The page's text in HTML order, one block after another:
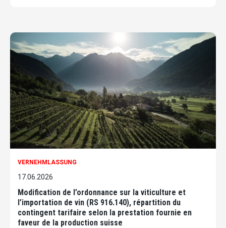
VERNEHMLASSUNG
17.06.2026
Modification de l’ordonnance sur la viticulture et
l’importation de vin (RS 916.140), répartition du
contingent tarifaire selon la prestation fournie en
faveur de la production suisse